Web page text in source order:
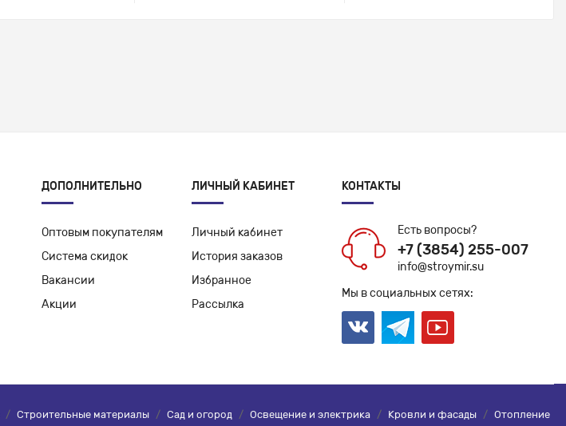
ДОПОЛНИТЕЛЬНО
Оптовым покупателям
Система скидок
Вакансии
Акции
ЛИЧНЫЙ КАБИНЕТ
Личный кабинет
История заказов
Избранное
Рассылка
КОНТАКТЫ
Есть вопросы?
+7 (3854) 255-007
info@stroymir.su
Мы в социальных сетях:
/ Строительные материалы / Сад и огород / Освещение и электрика / Кровли и фасады / Отопление